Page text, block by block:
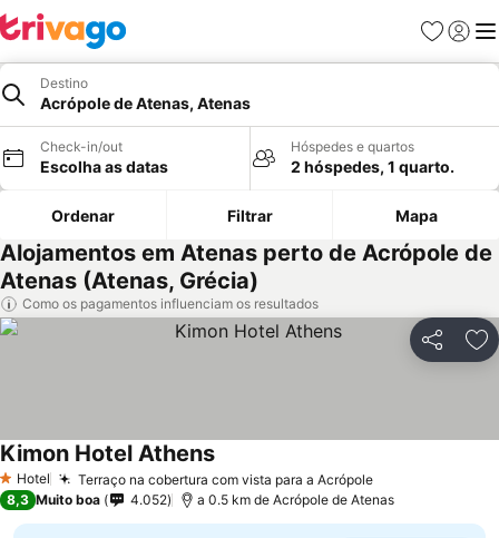
Favoritos
Iniciar
Destino
Acrópole de Atenas, Atenas
Check-in/out
Escolha as datas
Hóspedes e quartos
2 hóspedes, 1 quarto.
Ordenar Filtrar Mapa
Alojamentos em Atenas perto de Acrópole de
Atenas (Atenas, Grécia)
Como os pagamentos influenciam os resultados
Partilhar
1 Estrelas
Hotel Terraço na cobertura com vista para a Acrópole
Kimon Hotel Athens
8,3 Muito boa 4.052 a 0.5 km de Acrópole de Atenas